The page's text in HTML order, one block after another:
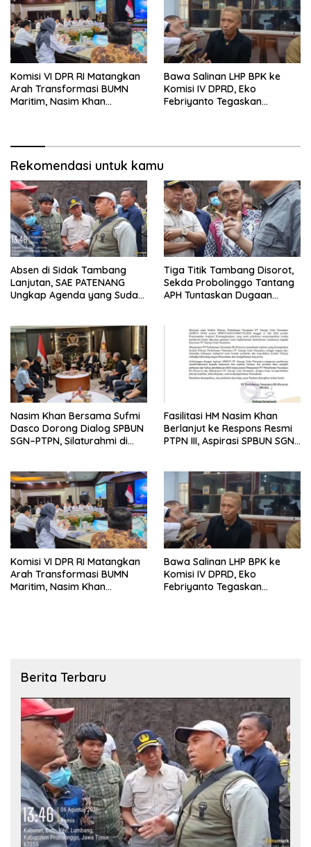
Komisi VI DPR RI Matangkan
Arah Transformasi BUMN
Maritim, Nasim Khan
Bawa Salinan LHP BPK ke
Komisi IV DPRD, Eko
Febriyanto Tegaskan
Rekomendasi untuk kamu
Absen di Sidak Tambang
Lanjutan, SAE PATENANG
Ungkap Agenda yang Sudah
Tiga Titik Tambang Disorot,
Sekda Probolinggo Tantang
APH Tuntaskan Dugaan
Nasim Khan Bersama Sufmi
Dasco Dorong Dialog SPBUN
SGN–PTPN, Silaturahmi di
Fasilitasi HM Nasim Khan
Berlanjut ke Respons Resmi
PTPN III, Aspirasi SPBUN SGN
Direksi
Komisi VI DPR RI Matangkan
Arah Transformasi BUMN
Maritim, Nasim Khan
Bawa Salinan LHP BPK ke
Komisi IV DPRD, Eko
Febriyanto Tegaskan
Berita Terbaru